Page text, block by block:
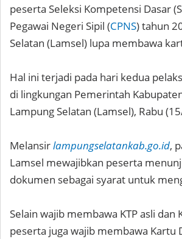
peserta Seleksi Kompetensi Dasar
Pegawai Negeri Sipil (CPNS) tahun
Selatan (Lamsel) lupa membawa
Hal ini terjadi pada hari kedua
di lingkungan Pemerintah
Lampung Selatan (Lamsel), Rabu
Melansirlampungselatankab.go.id,
Lamsel mewajibkan peserta
dokumen sebagai syarat untuk
Selain wajib membawa KTP asli dan
peserta juga wajib membawa Kartu